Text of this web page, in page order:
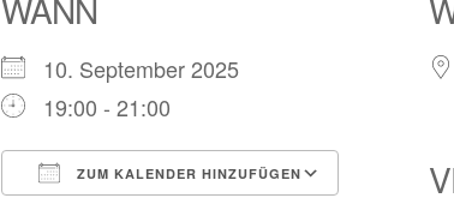
WANN
10. September 2025
19:00 - 21:00
ZUM KALENDER HINZUFÜGEN